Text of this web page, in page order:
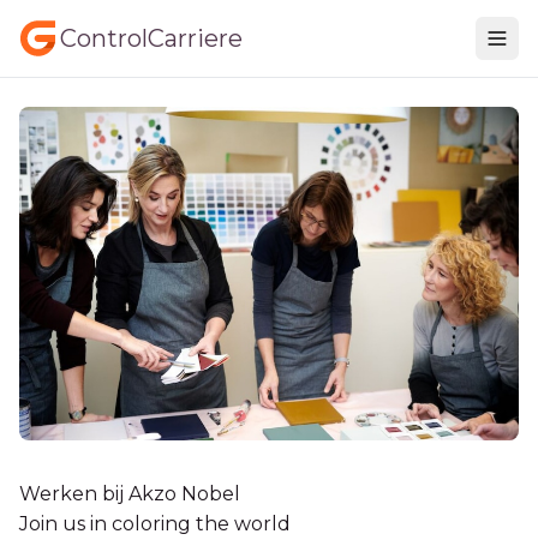
ControlCarriere
Werken bij Akzo Nobel
Join us in coloring the world